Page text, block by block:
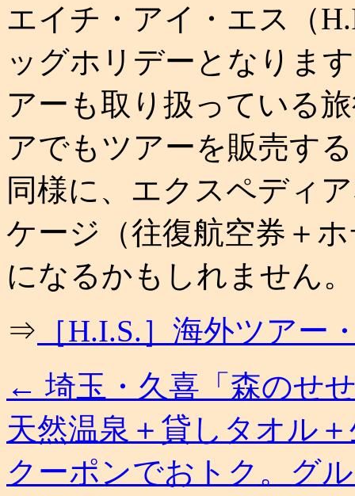
エイチ・アイ・エス（
ッグホリデーとなりま
アーも取り扱っている
アでもツアーを販売す
同様に、エクスペディ
ケージ（往復航空券＋
になるかもしれません。
⇒ ［H.I.S.］海外ツア
← 埼玉・久喜「森のせ
天然温泉＋貸しタオル
クーポンでおトク。グ